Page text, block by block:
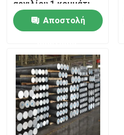
Προϊόντα
Περίπου εμείς
Γύρος εργοστασίων
αργιλίου 1 κομμάτι
Αποστολή